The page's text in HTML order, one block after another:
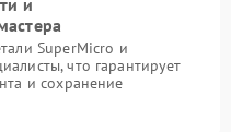
SuperMicro и
что гарантирует
и сохранение